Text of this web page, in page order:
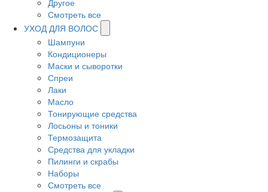
Другое
Смотреть все
УХОД ДЛЯ ВОЛОС
Шампуни
Кондиционеры
Маски и сыворотки
Спреи
Лаки
Масло
Тонирующие средства
Лосьоны и тоники
Термозащита
Средства для укладки
Пилинги и скрабы
Наборы
Смотреть все